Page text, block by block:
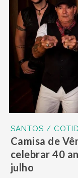
SANTOS /
Camisa de
celebrar 40
julho